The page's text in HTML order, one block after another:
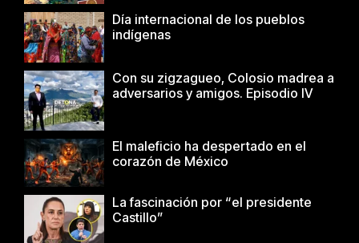
Día internacional de los pueblos
indígenas
Con su zigzagueo, Colosio madrea a
adversarios y amigos. Episodio IV
El maleficio ha despertado en el
corazón de México
La fascinación por “el presidente
Castillo”